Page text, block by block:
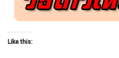
Like this: